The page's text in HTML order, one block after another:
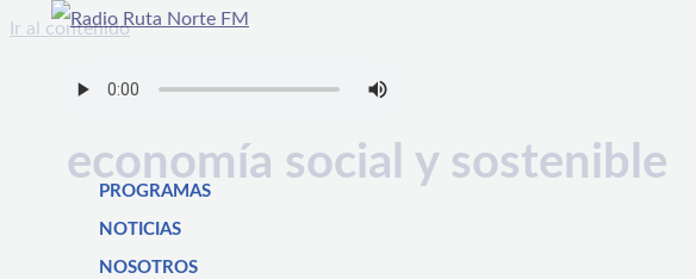
Ir al contenido
PROGRAMAS
NOTICIAS
NOSOTROS
economía social y sostenible